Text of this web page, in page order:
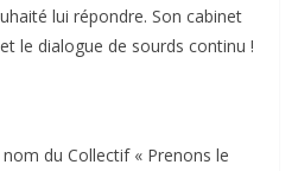
lui répondre. Son cabinet
le dialogue de sourds continu !
du Collectif « Prenons le